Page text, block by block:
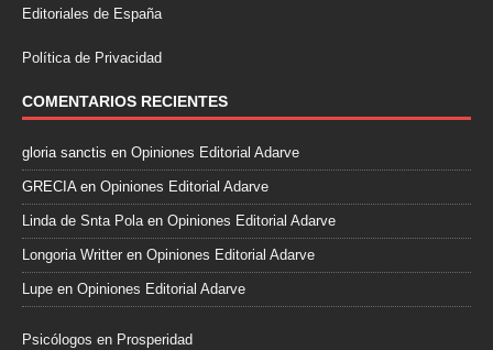
Editoriales de España
Política de Privacidad
COMENTARIOS RECIENTES
gloria sanctis en Opiniones Editorial Adarve
GRECIAen Opiniones Editorial Adarve
Linda de Snta Polaen Opiniones Editorial Adarve
Longoria Writter en Opiniones Editorial Adarve
Lupe en Opiniones Editorial Adarve
Psicólogos en Prosperidad